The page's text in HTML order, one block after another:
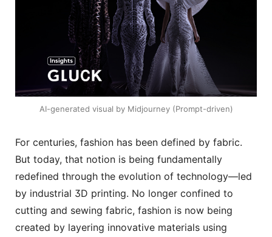
AI-generated visual by Midjourney (Prompt-driven)
For centuries, fashion has been defined by fabric.
But today, that notion is being fundamentally
redefined through the evolution of technology—led
by industrial 3D printing. No longer confined to
cutting and sewing fabric, fashion is now being
created by layering innovative materials using